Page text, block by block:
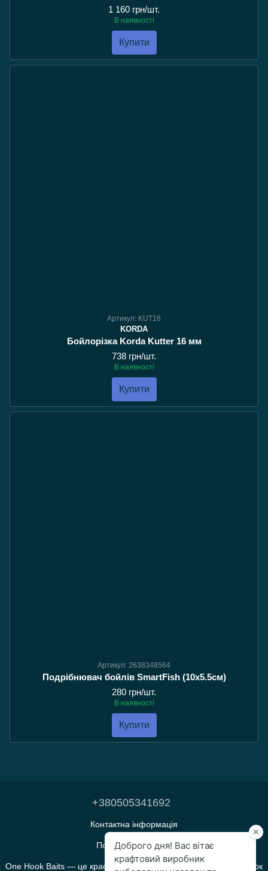
1 160 грн/шт.
В наявності
Купити
Артикул: KUT16
KORDA
Бойлорізка Korda Kutter 16 мм
738 грн/шт.
В наявності
Купити
Артикул: 2638348564
Подрібнювач бойлів SmartFish (10х5.5см)
280 грн/шт.
В наявності
Купити
+380505341692
Контактна інформація
Повна версія сайту
One Hook Baits — це крафтове виробництво прикормок і насадок